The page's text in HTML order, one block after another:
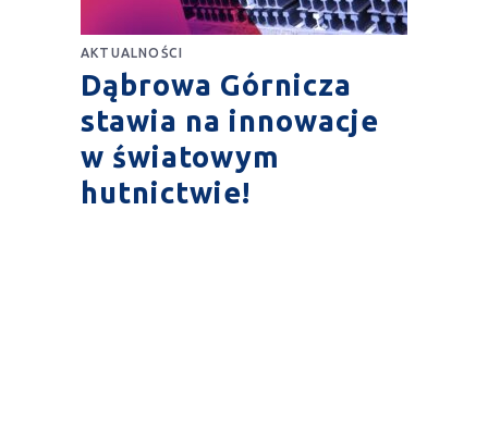
AKTUALNOŚCI
Dąbrowa Górnicza
stawia na innowacje
w światowym
hutnictwie!